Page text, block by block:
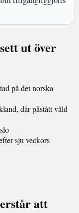
ut över
på det norska
där påstått våld
sju veckors
att